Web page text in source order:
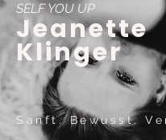
SELF YOU UP
Jeanette
Klinger
Sanft. Bewusst.